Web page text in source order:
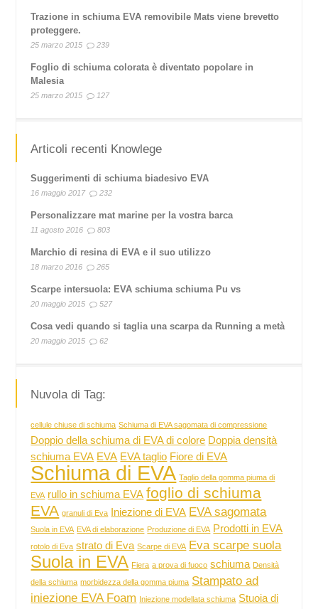
Trazione in schiuma EVA removibile Mats viene brevetto
proteggere.
25 marzo 2015 239
Foglio di schiuma colorata è diventato popolare in
Malesia
25 marzo 2015 127
Articoli recenti Knowlege
Suggerimenti di schiuma biadesivo EVA
16 maggio 2017 232
Personalizzare mat marine per la vostra barca
11 agosto 2016 803
Marchio di resina di EVA e il suo utilizzo
18 marzo 2016 265
Scarpe intersuola: EVA schiuma schiuma Pu vs
20 maggio 2015 527
Cosa vedi quando si taglia una scarpa da Running a metà
20 maggio 2015 62
Nuvola di Tag:
cellule chiuse di schiuma Schiuma di EVA sagomata di compressione
Doppio della schiuma di EVA di colore Doppia densità
schiuma EVA EVA EVA taglio Fiore di EVA
Schiuma di EVA Taglio della gomma piuma di
EVA rullo in schiuma EVA foglio di schiuma
EVA granuli di Eva Iniezione di EVA EVA sagomata
Suola in EVA EVA di elaborazione Produzione di EVA Prodotti in EVA
rotolo di Eva strato di Eva Scarpe di EVA Eva scarpe suola
Suola in EVA Fiera a prova di fuoco schiuma Densità
della schiuma morbidezza della gomma piuma Stampato ad
iniezione EVA Foam
Iniezione modellata schiuma Stuoia di